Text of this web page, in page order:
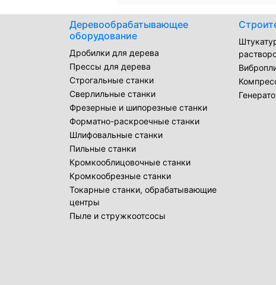
Деревообрабатывающее
оборудование
Дробилки для дерева
Прессы для дерева
Строгальные станки
Сверлильные станки
Фрезерные и шипорезные станки
Форматно-раскроечные станки
Шлифовальные станки
Пильные станки
Кромкооблицовочные станки
Кромкообрезные станки
Токарные станки, обрабатывающие
центры
Пыле и стружкоотсосы